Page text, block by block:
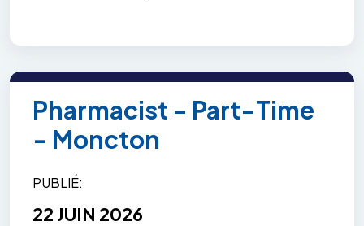
Pharmacist - Part-Time
- Moncton
PUBLIÉ
22 JUIN 2026